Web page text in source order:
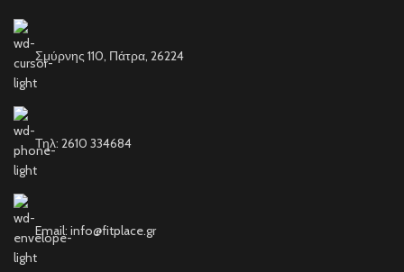
Σμύρνης 110, Πάτρα, 26224
Τηλ: 2610 334684
Email: info@fitplace.gr